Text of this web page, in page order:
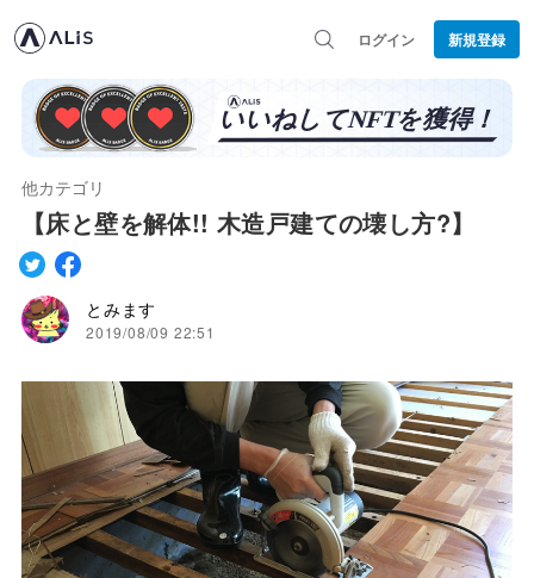
ログイン 新規登録
他カテゴリ
【床と壁を解体!! 木造戸建ての壊し方?】
とみます
2019/08/09 22:51